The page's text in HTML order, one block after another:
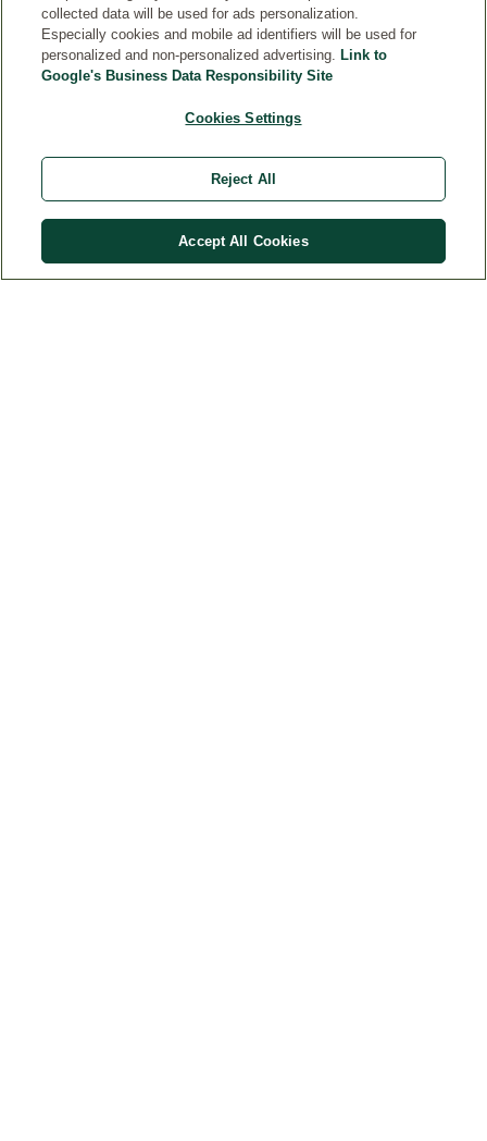
Assine nossa newsletter agora e receba 10%
de desconto no seu primeiro pedido!
collected data will be used for ads personalization.
Especially cookies and mobile ad identifiers will be used for
personalized and non-personalized advertising. Link to
Google's Business Data Responsibility Site
Cookies Settings
Reject All
Accept All Cookies